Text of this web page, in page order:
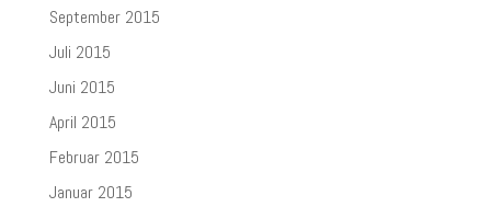
September 2015
Juli 2015
Juni 2015
April 2015
Februar 2015
Januar 2015